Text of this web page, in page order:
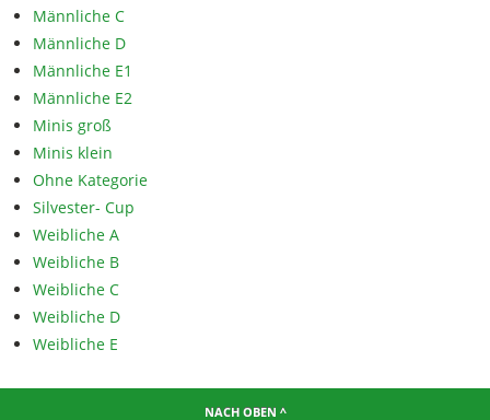
Männliche C
Männliche D
Männliche E1
Männliche E2
Minis groß
Minis klein
Ohne Kategorie
Silvester- Cup
Weibliche A
Weibliche B
Weibliche C
Weibliche D
Weibliche E
NACH OBEN ^